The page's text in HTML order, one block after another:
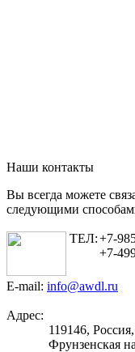
Наши контакты
Вы всегда можете
следующими
ТЕЛ:+7-
+7-
E-mail: info@awdl.ru
Адрес:
119146, Россия,
Фрунзенская